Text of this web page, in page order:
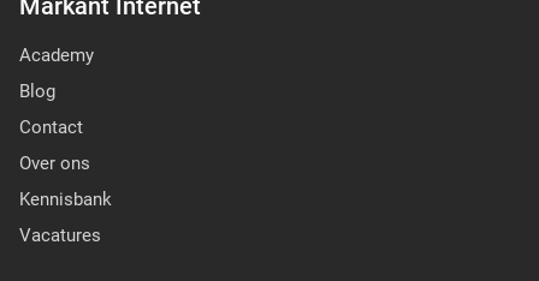
Markant Internet
Academy
Blog
Contact
Over ons
Kennisbank
Vacatures